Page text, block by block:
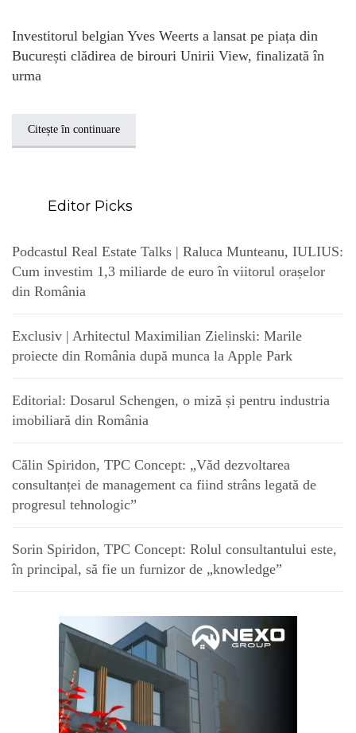
Investitorul belgian Yves Weerts a lansat pe piața din
București clădirea de birouri Unirii View, finalizată în
urma
Citește în continuare
Editor Picks
Podcastul Real Estate Talks | Raluca Munteanu, IULIUS:
Cum investim 1,3 miliarde de euro în viitorul orașelor
din România
Exclusiv | Arhitectul Maximilian Zielinski: Marile
proiecte din România după munca la Apple Park
Editorial: Dosarul Schengen, o miză și pentru industria
imobiliară din România
Călin Spiridon, TPC Concept: „Văd dezvoltarea
consultanței de management ca fiind strâns legată de
progresul tehnologic”
Sorin Spiridon, TPC Concept: Rolul consultantului este,
în principal, să fie un furnizor de „knowledge”